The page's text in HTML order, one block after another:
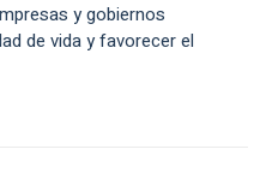
y gobiernos
de vida y favorecer el